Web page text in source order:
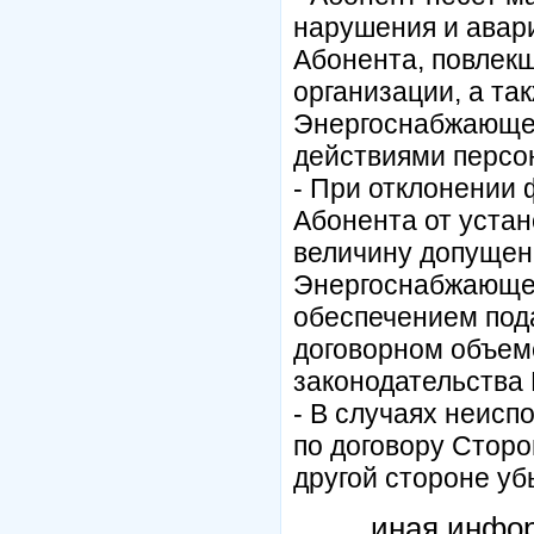
нарушения и
Абонента,
организации, а
действиями
- При отклонении
Абонента от
величину
обеспечением
договорном
- В случаях
по договору
другой стороне